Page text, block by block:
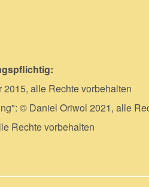
alle Rechte vorbehalten
© Daniel Oriwol 2021, alle
Rechte vorbehalten